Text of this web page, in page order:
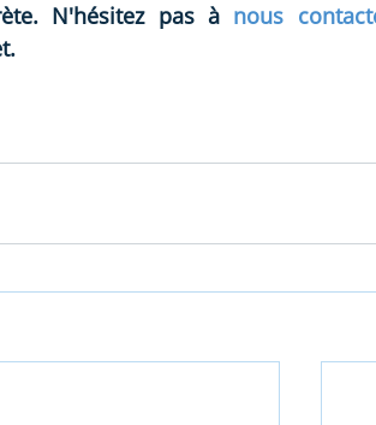
N'hésitez pas à nous